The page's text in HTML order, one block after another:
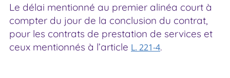
Le délai mentionné au premier alinéa court à
compter du jour de la conclusion du contrat,
pour les contrats de prestation de services et
ceux mentionnés à l’article L. 221-4.